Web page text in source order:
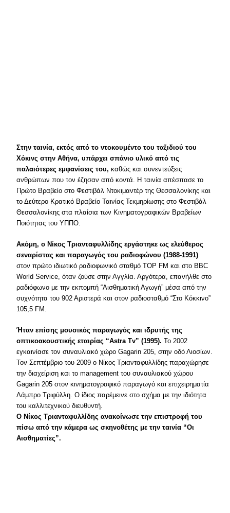
Στην ταινία, εκτός από το ντοκουμέντο του ταξιδιού του
Χόκινς στην Αθήνα, υπάρχει σπάνιο υλικό από τις
παλαιότερες εμφανίσεις του, καθώς και συνεντεύξεις
ανθρώπων που τον έζησαν από κοντά. H ταινία απέσπασε το
Πρώτο Βραβείο στο Φεστιβάλ Ντοκιμαντέρ της Θεσσαλονίκης και
το Δεύτερο Κρατικό Βραβείο Ταινίας Τεκμηρίωσης στο Φεστιβάλ
Θεσσαλονίκης στα πλαίσια των Κινηματογραφικών Βραβείων
Ποιότητας του ΥΠΠΟ.
Ακόμη, ο Νίκος Τριανταφυλλίδης εργάστηκε ως ελεύθερος
σεναρίστας και παραγωγός του ραδιοφώνου (1988-1991)
στον πρώτο ιδιωτικό ραδιοφωνικό σταθμό TOP FM και στο BBC
World Service, όταν ζούσε στην Αγγλία. Αργότερα, επανήλθε στο
ραδιόφωνο με την εκπομπή “Αισθηματική Αγωγή” μέσα από την
συχνότητα του 902 Αριστερά και στον ραδιοσταθμό “Στο Κόκκινο”
105,5 FM.
Ήταν επίσης μουσικός παραγωγός και ιδρυτής της
οπτικοακουστικής εταιρίας “Astra Tv” (1995). Το 2002
εγκαινίασε τον συναυλιακό χώρο Gagarin 205, στην οδό Λιοσίων.
Τον Σεπτέμβριο του 2009 ο Νίκος Τριανταφυλλίδης παραχώρησε
την διαχείριση και το management του συναυλιακού χώρου
Gagarin 205 στον κινηματογραφικό παραγωγό και επιχειρηματία
Λάμπρο Τριφύλλη. Ο ίδιος παρέμεινε στο σχήμα με την ιδιότητα
του καλλιτεχνικού διευθυντή.
O Nίκος Τριανταφυλλίδης ανακοίνωσε την επιστροφή του
πίσω από την κάμερα ως σκηνοθέτης με την ταινία “Οι
Αισθηματίες”.